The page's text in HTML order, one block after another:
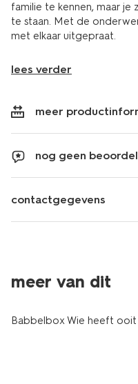
familie te kennen, maar
te staan. Met de
met elkaar uitgepraat.
lees verder
meer
nog geen
contactgegevens
meer van dit
Babbelbox Wie heeft ooit